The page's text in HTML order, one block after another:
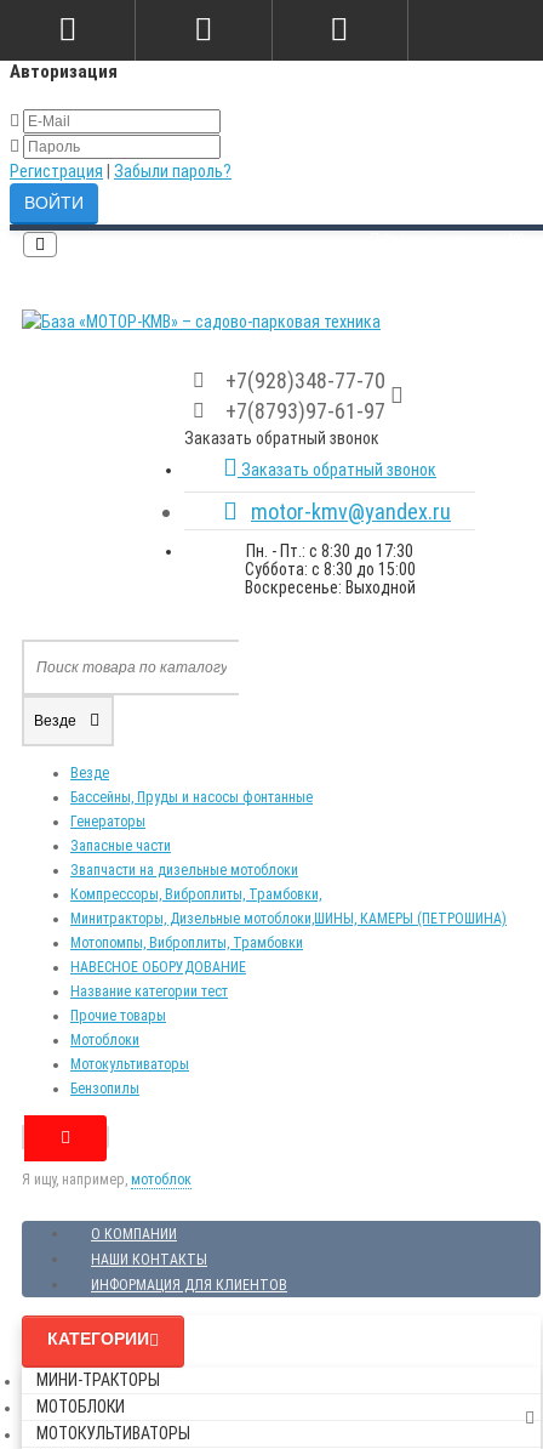
Авторизация
Регистрация Забыли пароль?
+7(928)348-77-70
+7(8793)97-61-97
Заказать обратный звонок
Заказать обратный звонок
motor-kmv@yandex.ru
Пн. - Пт.: с 8:30 до 17:30
Суббота: с 8:30 до 15:00
Воскресенье: Выходной
Везде
Везде
Бассейны, Пруды и насосы фонтанные
Генераторы
Запасные части
Звапчасти на дизельные мотоблоки
Компрессоры, Виброплиты, Трамбовки,
Минитракторы, Дизельные мотоблоки,ШИНЫ, КАМЕРЫ (ПЕТРОШИНА)
Мотопомпы, Виброплиты, Трамбовки
НАВЕСНОЕ ОБОРУДОВАНИЕ
Название категории тест
Прочие товары
Мотоблоки
Мотокультиваторы
Бензопилы
Я ищу, например, мотоблок
О КОМПАНИИ
НАШИ КОНТАКТЫ
ИНФОРМАЦИЯ ДЛЯ КЛИЕНТОВ
КАТЕГОРИИ
МИНИ-ТРАКТОРЫ
МОТОБЛОКИ
МОТОКУЛЬТИВАТОРЫ